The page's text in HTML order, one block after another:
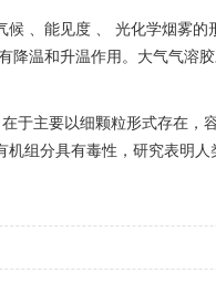
、能见度 、 光化学烟雾的
降温和升温作用。大气气溶
主要以细颗粒形式存在，
组分具有毒性，研究表明人